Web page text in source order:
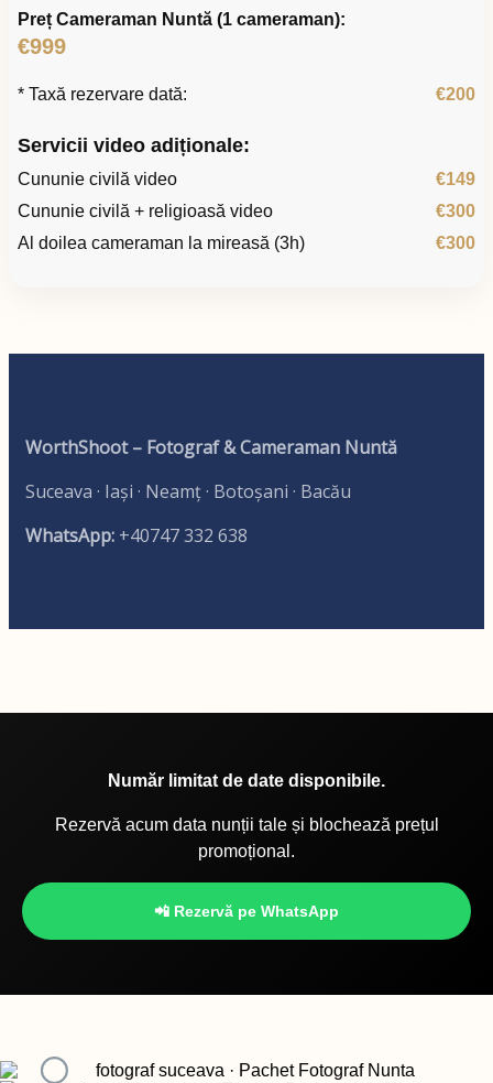
Preț Cameraman Nuntă (1 cameraman):
€999
* Taxă rezervare dată: €200
Servicii video adiționale:
Cununie civilă video
€149
Cununie civilă + religioasă video
€300
Al doilea cameraman la mireasă (3h)
€300
WorthShoot – Fotograf & Cameraman Nuntă
Suceava · Iași · Neamț · Botoșani · Bacău
WhatsApp: +40747 332 638
Număr limitat de date disponibile.
Rezervă acum data nunții tale și blochează prețul
promoțional.
📲 Rezervă pe WhatsApp